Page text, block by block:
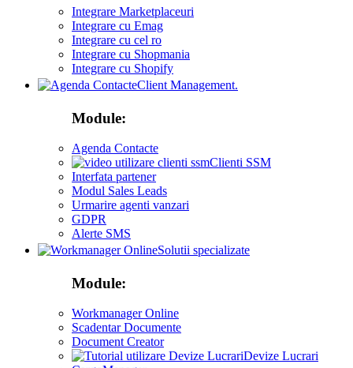
Integrare Marketplaceuri
Integrare cu Emag
Integrare cu cel ro
Integrare cu Shopmania
Integrare cu Shopify
Client Management.
Module:
Agenda Contacte
Clienti SSM
Interfata partener
Modul Sales Leads
Urmarire agenti vanzari
GDPR
Alerte SMS
Solutii specializate
Module:
Workmanager Online
Scadentar Documente
Document Creator
Devize Lucrari